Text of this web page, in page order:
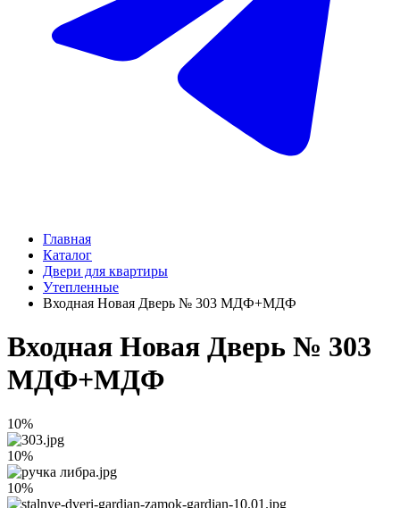
Главная
Каталог
Двери для квартиры
Утепленные
Входная Новая Дверь № 303 МДФ+МДФ
Входная Новая Дверь № 303
МДФ+МДФ
10%
10%
10%